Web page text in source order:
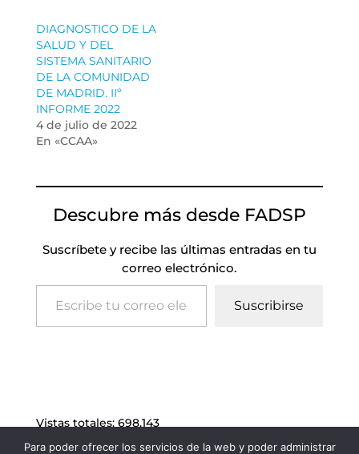
DIAGNOSTICO DE LA
SALUD Y DEL
SISTEMA SANITARIO
DE LA COMUNIDAD
DE MADRID. IIº
INFORME 2022
4 de julio de 2022
En «CCAA»
Descubre más desde FADSP
Suscríbete y recibe las últimas entradas en tu
correo electrónico.
Escribe tu correo electrónico…
Suscribirse
Vistas totales: 698.143
Para poder ofrecer los servicios de la web y poder administrar